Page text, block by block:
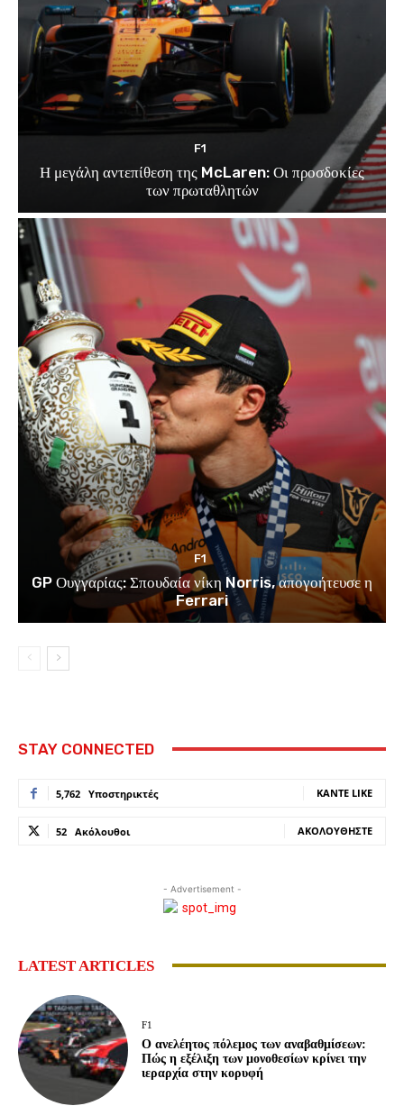
F1
Η μεγάλη αντεπίθεση της McLaren: Οι προσδοκίες
των πρωταθλητών
F1
GP Ουγγαρίας: Σπουδαία νίκη Norris, απογοήτευσε η
Ferrari
STAY CONNECTED
5,762 Υποστηρικτές ΚΆΝΤΕ LIKE
52 Ακόλουθοι ΑΚΟΛΟΥΘΉΣΤΕ
- Advertisement -
LATEST ARTICLES
F1
Ο ανελέητος πόλεμος των αναβαθμίσεων:
Πώς η εξέλιξη των μονοθεσίων κρίνει την
ιεραρχία στην κορυφή